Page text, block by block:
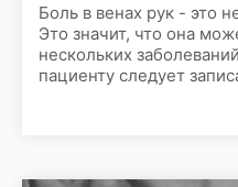
Боль в венах рук - это
Это значит, что она
нескольких
пациенту следует
сделать следующие